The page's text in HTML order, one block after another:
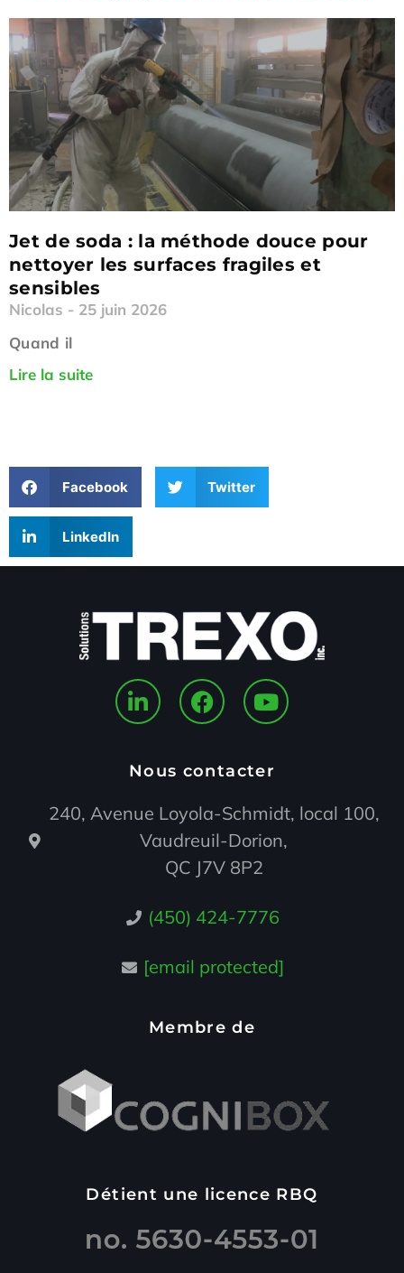
Jet de soda : la méthode douce pour
nettoyer les surfaces fragiles et
sensibles
Nicolas
25 juin 2026
Quand il
Lire la suite
Facebook Twitter
LinkedIn
Nous contacter
240, Avenue Loyola-Schmidt, local 100,
Vaudreuil-Dorion,
QC J7V 8P2
(450) 424-7776
[email protected]
Membre de
Détient une licence RBQ